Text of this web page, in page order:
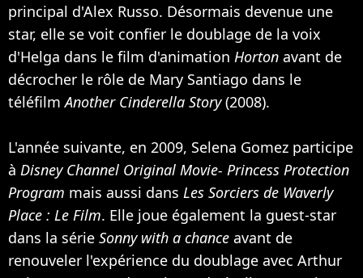
principal d'Alex Russo. Désormais devenue une
star, elle se voit confier le doublage de la voix
d'Helga dans le film d'animation Horton avant de
décrocher le rôle de Mary Santiago dans le
téléfilmAnother Cinderella Story(2008).
L'année suivante, en 2009, Selena Gomez participe
à Disney Channel Original Movie- Princess Protection
Program mais aussi dans Les Sorciers de Waverly
Place : Le Film. Elle joue également la guest-star
dans la série Sonny with a chance avant de
renouveler l'expérience du doublage avec Arthur